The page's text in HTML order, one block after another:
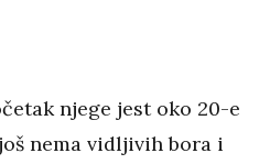
njege jest oko 20-e
nema vidljivih bora i